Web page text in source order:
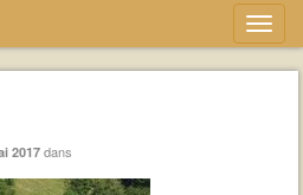
2017 dans